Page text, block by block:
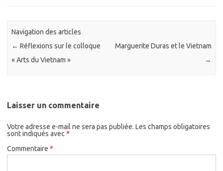
Navigation des articles
← Réflexions sur le colloque
« Arts du Vietnam »
Marguerite Duras et le Vietnam
→
Laisser un commentaire
Votre adresse e-mail ne sera pas publiée. Les champs obligatoires
sont indiqués avec *
Commentaire *